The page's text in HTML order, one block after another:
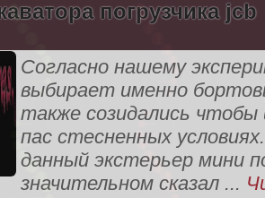
погрузчика jcb
Согласно нашему
выбирает именно
также созидались
пас стесненных
данный экстерьер мини
значительном сказал ...